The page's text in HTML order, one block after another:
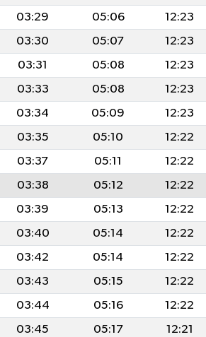
03:29 05:06 12:23
03:30 05:07 12:23
03:31 05:08 12:23
03:33 05:08 12:23
03:34 05:09 12:23
03:35 05:10 12:22
03:37 05:11 12:22
03:38 05:12 12:22
03:39 05:13 12:22
03:40 05:14 12:22
03:42 05:14 12:22
03:43 05:15 12:22
03:44 05:16 12:22
03:45 05:17 12:21